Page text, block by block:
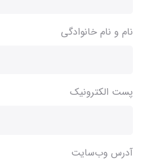
نام و نام خانوادگی
پست الکترونیک
آدرس وب‌سایت